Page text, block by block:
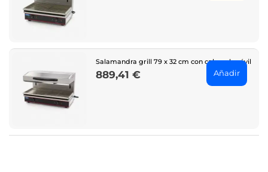
Salamandra grill 79 x 32 cm con cabezal móvil
Price
889,41 € Añadir